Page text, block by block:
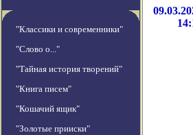
"Классики и современники"
"Слово о..."
"Тайная история творений"
"Книга писем"
"Кошачий ящик"
"Золотые прииски"